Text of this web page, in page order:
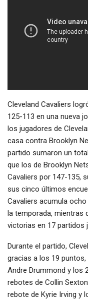
Cleveland Cavaliers
125-113 en una nueva
los jugadores de
casa contra Brooklyn
partido sumaron un
que los de Brooklyn
Cavaliers por 147-135,
sus cinco últimos
Cavaliers acumula
la temporada, mientras
victorias en 17 partidos
Durante el partido,
gracias a los 19
Andre Drummond y los
rebotes de Collin
rebote de Kyrie Irving y